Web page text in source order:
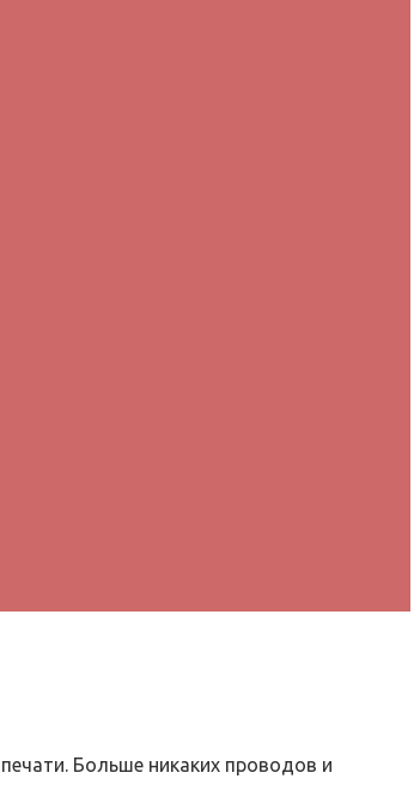
Больше никаких проводов и